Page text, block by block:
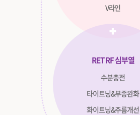
V라인
RET RF 심부열
수분충전
타이트닝&부종완화
화이트닝&주름개선